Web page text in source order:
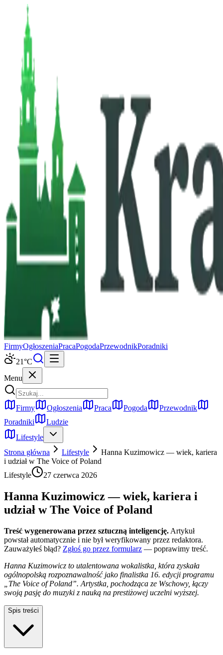
FirmyOgłoszeniaPracaPogodaPrzewodnikPoradniki
21°C
Menu
Firmy Ogłoszenia Praca Pogoda
Przewodnik
Poradniki
Ludzie
Lifestyle
Strona główna
Lifestyle
Hanna Kuzimowicz — wiek, kariera
i udział w The Voice of Poland
Lifestyle
27 czerwca 2026
Hanna Kuzimowicz — wiek, kariera i
udział w The Voice of Poland
Treść wygenerowana przez sztuczną inteligencję. Artykuł
powstał automatycznie i nie był weryfikowany przez redaktora.
Zauważyłeś błąd? Zgłoś go przez formularz — poprawimy treść.
Hanna Kuzimowicz to utalentowana wokalistka, która zyskała
ogólnopolską rozpoznawalność jako finalistka 16. edycji programu
„The Voice of Poland”. Artystka, pochodząca ze Wschowy, łączy
swoją pasję do muzyki z nauką na prestiżowej uczelni wyższej.
Spis treści